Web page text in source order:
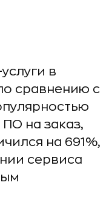
в
сравнению с
ПО на заказ,
на 691%,
сервиса